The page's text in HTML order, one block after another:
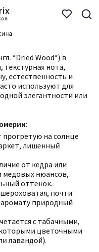
*Dried Wood*) в
нота,
естественность и
используют для
элегантности или
на солнце
лишенный
от кедра или
медовых нюансов,
оттенок.
почти
природный
с табачными,
цветочными
лавандой).